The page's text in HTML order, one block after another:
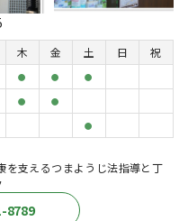
木 金 土 日
祝
● ● ●
● ●
●
を支えるつまようじ法指導と丁
8789